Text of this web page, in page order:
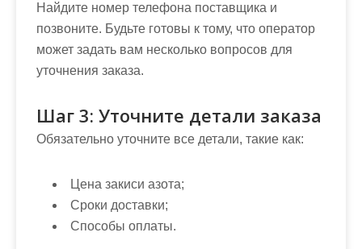
Найдите номер телефона поставщика и
позвоните. Будьте готовы к тому, что оператор
может задать вам несколько вопросов для
уточнения заказа.
Шаг 3: Уточните детали заказа
Обязательно уточните все детали, такие как:
Цена закиси азота;
Сроки доставки;
Способы оплаты.